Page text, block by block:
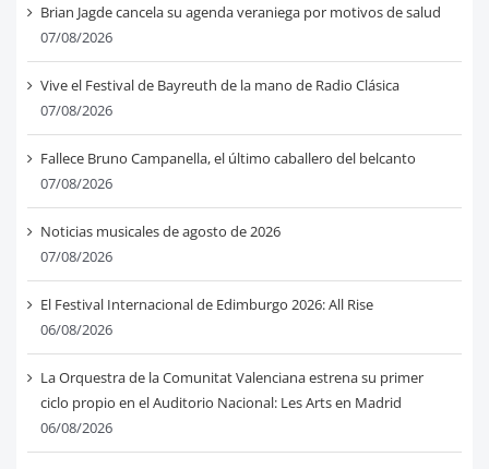
Brian Jagde cancela su agenda veraniega por motivos de salud
07/08/2026
Vive el Festival de Bayreuth de la mano de Radio Clásica
07/08/2026
Fallece Bruno Campanella, el último caballero del belcanto
07/08/2026
Noticias musicales de agosto de 2026
07/08/2026
El Festival Internacional de Edimburgo 2026: All Rise
06/08/2026
La Orquestra de la Comunitat Valenciana estrena su primer
ciclo propio en el Auditorio Nacional: Les Arts en Madrid
06/08/2026